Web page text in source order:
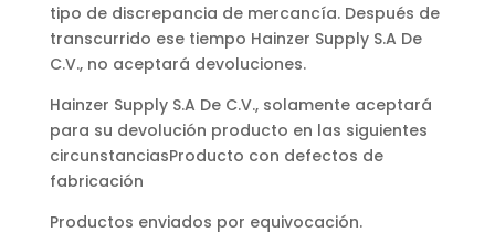
tipo de discrepancia de mercancía. Después de
transcurrido ese tiempo Hainzer Supply S.A De
C.V., no aceptará devoluciones.
Hainzer Supply S.A De C.V., solamente aceptará
para su devolución producto en las siguientes
circunstanciasProducto con defectos de
fabricación
Productos enviados por equivocación.